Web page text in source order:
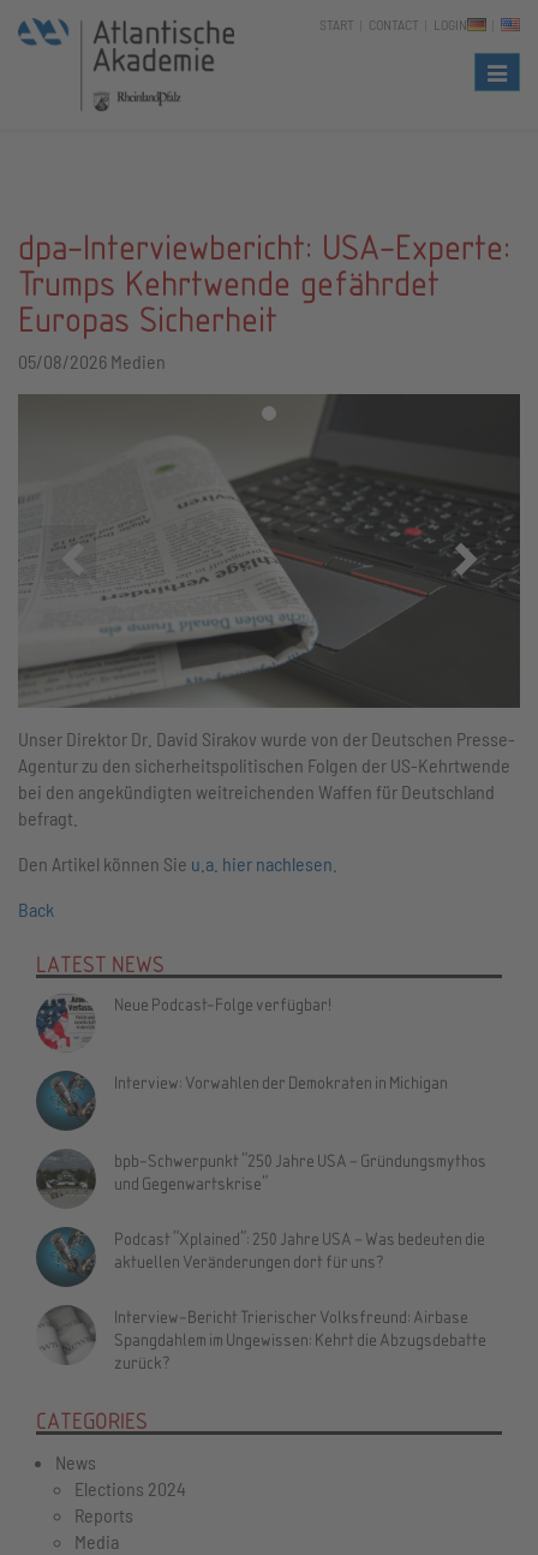
START CONTACT LOGIN
dpa-Interviewbericht: USA-Experte:
Trumps Kehrtwende gefährdet
Europas Sicherheit
05/08/2026 Medien
Zurück Vor
Unser Direktor Dr. David Sirakov wurde von der Deutschen Presse-
Agentur zu den sicherheitspolitischen Folgen der US-Kehrtwende
bei den angekündigten weitreichenden Waffen für Deutschland
befragt.
Den Artikel können Sie u.a. hier nachlesen
Back
LATEST NEWS
Neue Podcast-Folge verfügbar!
Interview: Vorwahlen der Demokraten in Michigan
bpb-Schwerpunkt "250 Jahre USA – Gründungsmythos
und Gegenwartskrise"
Podcast "Xplained": 250 Jahre USA – Was bedeuten die
aktuellen Veränderungen dort für uns?
Interview-Bericht Trierischer Volksfreund: Airbase
Spangdahlem im Ungewissen: Kehrt die Abzugsdebatte
zurück?
CATEGORIES
News
Elections 2024
Reports
Media